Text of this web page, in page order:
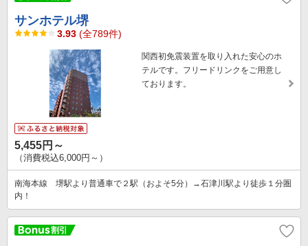
サンホテル堺
3.93 (全789件)
関西初免震装置を取り入れた安心のホ
テルです。フリードリンクをご用意し
ております。
5,455円～
（消費税込6,000円～）
南海本線 堺駅より普通車で２駅（およそ5分）→石津川駅より徒歩１分圏
内！